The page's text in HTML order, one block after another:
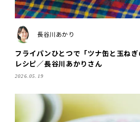
長谷川あかり
フライパンひとつで「ツナ缶と玉ねぎ
レシピ／長谷川あかりさん
2026.05.19